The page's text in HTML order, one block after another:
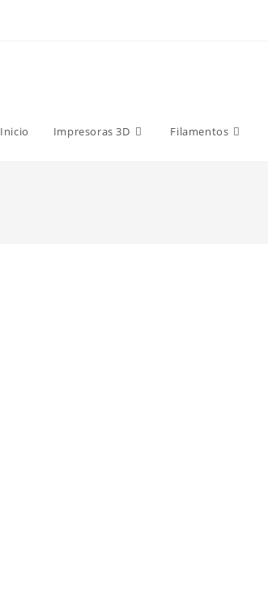
Inicio Impresoras 3D Filamentos